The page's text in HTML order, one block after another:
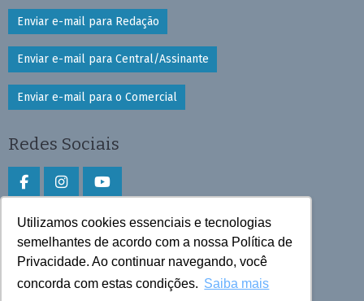
Utilizamos cookies essenciais e tecnologias
semelhantes de acordo com a nossa Política de
Privacidade. Ao continuar navegando, você
concorda com estas condições. Saiba mais
Enviar e-mail para Redação
Enviar e-mail para Central/Assinante
Enviar e-mail para o Comercial
Redes Sociais
Faça download do aplicativo
Play Store e App Store